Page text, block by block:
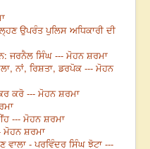
ਉਪਰੰਤ ਪੁਲਿਸ ਅਧਿਕਾਰੀ ਦੀ
ਜਰਨੈਲ ਸਿੰਘ --- ਮੋਹਨ ਸ਼ਰਮਾ
ਨਾਂ, ਰਿਸ਼ਤਾ, ਡਰਪੋਕ --- ਮੋਹਨ
ਕਰੋ --- ਮੋਹਨ ਸ਼ਰਮਾ
--- ਮੋਹਨ ਸ਼ਰਮਾ
ਮੋਹਨ ਸ਼ਰਮਾ
ਵਾਲਾ - ਪਰਵਿੰਦਰ ਸਿੰਘ ਝੋਟਾ ---